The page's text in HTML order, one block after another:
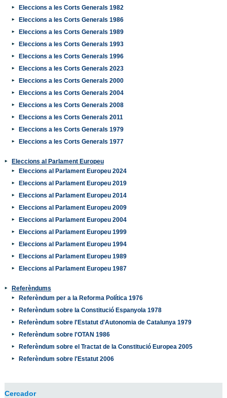
Eleccions a les Corts Generals 1982
Eleccions a les Corts Generals 1986
Eleccions a les Corts Generals 1989
Eleccions a les Corts Generals 1993
Eleccions a les Corts Generals 1996
Eleccions a les Corts Generals 2023
Eleccions a les Corts Generals 2000
Eleccions a les Corts Generals 2004
Eleccions a les Corts Generals 2008
Eleccions a les Corts Generals 2011
Eleccions a les Corts Generals 1979
Eleccions a les Corts Generals 1977
Eleccions al Parlament Europeu
Eleccions al Parlament Europeu 2024
Eleccions al Parlament Europeu 2019
Eleccions al Parlament Europeu 2014
Eleccions al Parlament Europeu 2009
Eleccions al Parlament Europeu 2004
Eleccions al Parlament Europeu 1999
Eleccions al Parlament Europeu 1994
Eleccions al Parlament Europeu 1989
Eleccions al Parlament Europeu 1987
Referèndums
Referèndum per a la Reforma Política 1976
Referèndum sobre la Constitució Espanyola 1978
Referèndum sobre l'Estatut d'Autonomia de Catalunya 1979
Referèndum sobre l'OTAN 1986
Referèndum sobre el Tractat de la Constitució Europea 2005
Referèndum sobre l'Estatut 2006
Cercador